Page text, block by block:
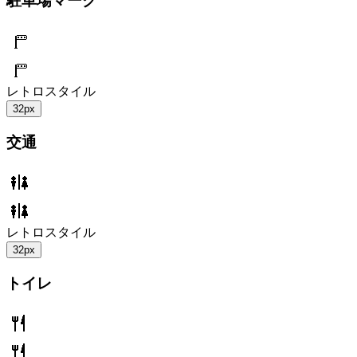
レトロスタイル
32px
交通
レトロスタイル
32px
トイレ